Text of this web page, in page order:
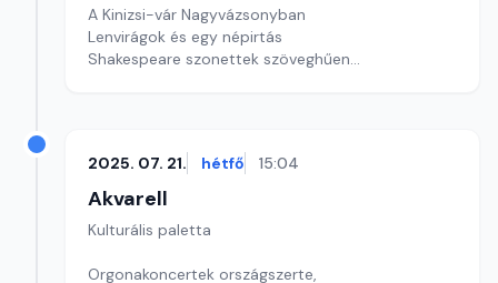
A Kinizsi-vár Nagyvázsonyban
Lenvirágok és egy népirtás
Shakespeare szonettek szöveghűen
2025. 07. 21. hétfő 15:04
Akvarell
Kulturális paletta
Orgonakoncertek országszerte,